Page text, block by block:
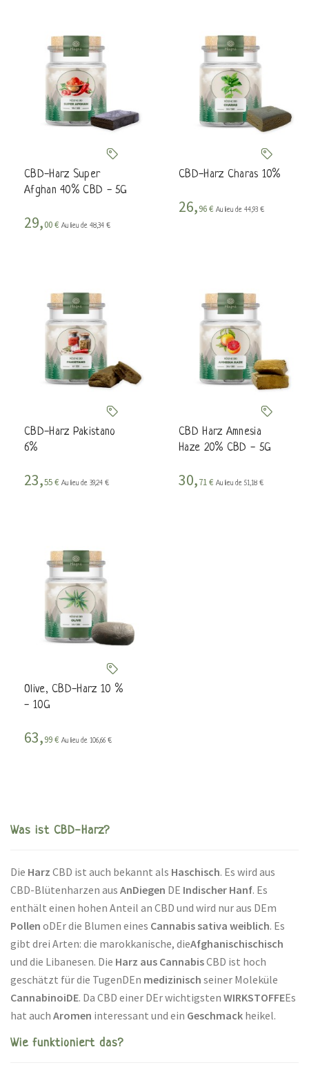
CBD-Harz Super
Afghan 40% CBD - 5G
29,00 € Au lieu de 48,34 €
CBD-Harz Charas 10%
26,96 € Au lieu de 44,93 €
CBD-Harz Pakistano
6%
23,55 € Au lieu de 39,24 €
CBD Harz Amnesia
Haze 20% CBD - 5G
30,71 € Au lieu de 51,18 €
Olive, CBD-Harz 10 %
- 10G
63,99 € Au lieu de 106,66 €
Was ist CBD-Harz?
Die Harz CBD ist auch bekannt als Haschisch. Es wird aus
CBD-Blütenharzen aus AnDiegen DE Indischer Hanf. Es
enthält einen hohen Anteil an CBD und wird nur aus DEm
Pollen oDEr die Blumen eines Cannabis sativa weiblich. Es
gibt drei Arten: die marokkanische, dieAfghanischischisch
und die Libanesen. Die Harz aus CannabisCBD ist hoch
geschätzt für die TugenDEn medizinisch seiner Moleküle
CannabinoiDE. Da CBD einer DEr wichtigsten WIRKSTOFFEEs
hat auch Aromen interessant und ein Geschmack heikel.
Wie funktioniert das?